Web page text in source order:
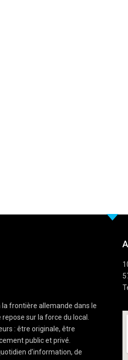
la frontière allemande dans le
sur la force du local.
: être originale, être
public et privé.
d’information, de